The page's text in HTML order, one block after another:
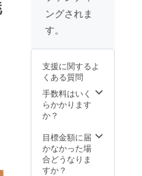
くださ
い。 ・
は、柿
（長良
柿また
は蜂谷
柿）10
個の皮
し、燻
しまで
を体験
意しま
す。
今年の
り具合
によっ
て出来
上がる
時期が
ことが
ありま
すが、
11月の
ングされま
す。
支援に関するよ
くある質問
手数料はいく
らかかります
か？
目標金額に届
かなかった場
合どうなりま
すか？